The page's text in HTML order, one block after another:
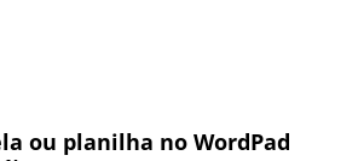
ou planilha no WordPad